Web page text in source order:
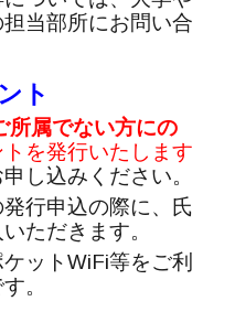
当部所にお問い合
ト
属でない方にの
を発行いたします
し込みください。
行申込の際に、氏
ただきます。
ットWiFi等をご利
。